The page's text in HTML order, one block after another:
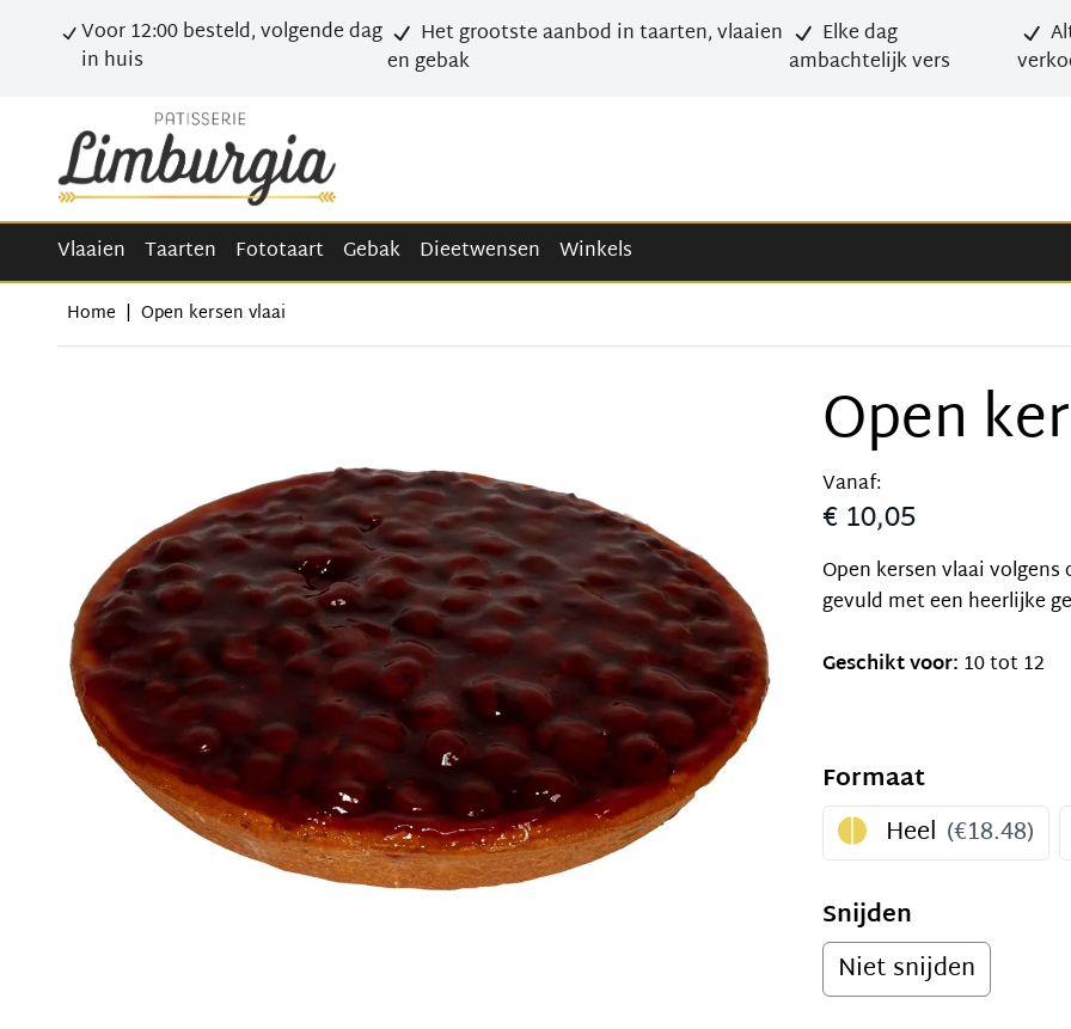
Voor 12:00 besteld, volgende dag
in huis
Het grootste aanbod in taarten, vlaaien
en gebak
Elke dag
ambachtelijk vers
Vlaaien Taarten Fototaart Gebak Dieetwensen Winkels
Home | Open kersen vlaai
Open
Vanaf:
€ 10,05
Open kersen vlaai
gevuld met een heerlijke
Geschikt voor: 10 tot 12
Formaat
Heel (€18.48)
Snijden
Niet snijden